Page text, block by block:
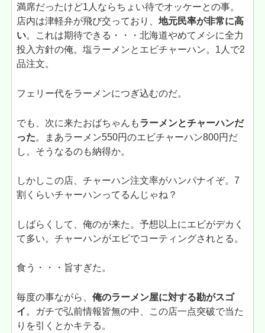
満席だったけど1人ならちょい待でオッケーとの事。
店内は津軽弁が飛び交っており、地元民率が非常に高
い。これは期待できる・・・北海道やめてメシに全力
投入方針の俺。塩ラーメンとエビチャーハン。1人で2
品注文。
フェリー代をラーメンにつぎ込むのだ。
でも、次に来たおばちゃんもラーメンとチャーハンだ
った。まあラーメン550円のエビチャーハン800円だ
し。そうなるのも納得か。
しかしこの店、チャーハン注文率がハンパナイぞ。7
割くらいチャーハンってるんじゃね？
しばらくして、俺のが来た。予想以上にエビがデカく
て多い。チャーハンがエビでコーティングされとる。
食う・・・旨すぎた。
毎度の事ながら、俺のラーメン屋に対する勘がスゴ
イ 。ガチで弘前情報皆無の中、この店一点突破で当た
りを引くとかキテる。